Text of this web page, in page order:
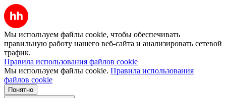
Мы используем файлы cookie, чтобы обеспечивать
правильную работу нашего веб-сайта и анализировать сетевой
трафик.
Правила использования файлов cookie
Мы используем файлы cookie. Правила использования
файлов cookie
Понятно